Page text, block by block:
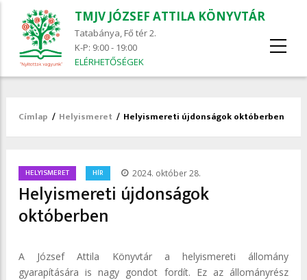
TMJV JÓZSEF ATTILA KÖNYVTÁR
Tatabánya, Fő tér 2.
K-P: 9:00 - 19:00
ELÉRHETŐSÉGEK
Morzsa
Címlap / Helyismeret / Helyismereti újdonságok októberben
HELYISMERET HÍR 2024. október 28.
Helyismereti újdonságok
októberben
A József Attila Könyvtár a helyismereti állomány
gyarapítására is nagy gondot fordít. Ez az állományrész